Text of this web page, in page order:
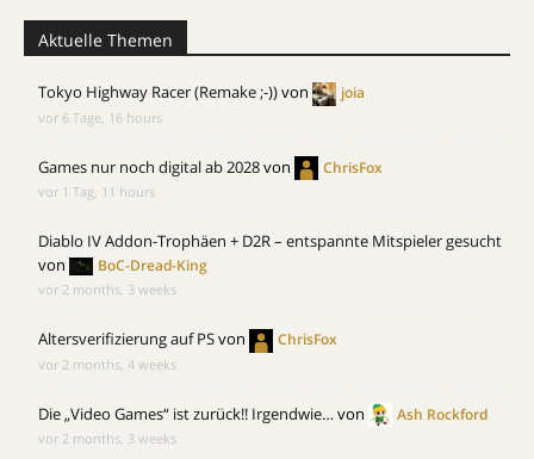
Aktuelle Themen
Tokyo Highway Racer (Remake ;-))von joia
vor 6 Tage, 16 hours
Games nur noch digital ab 2028von ChrisFox
vor 1 Tag, 11 hours
Diablo IV Addon-Trophäen + D2R – entspannte Mitspieler gesucht
von
BoC-Dread-King
vor 2 months, 3 weeks
Altersverifizierung auf PSvon ChrisFox
vor 2 months, 4 weeks
Die „Video Games“ ist zurück!! Irgendwie…von Ash Rockford
vor 2 months, 3 weeks